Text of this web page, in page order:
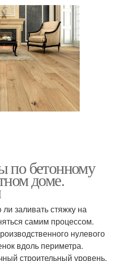
по бетонному
доме.
заливать стяжку на
самим процессом.
нулевого
вдоль периметра.
строительный уровень.